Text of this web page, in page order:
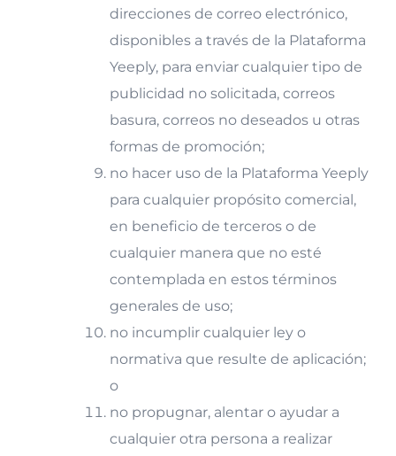
direcciones de correo electrónico,
disponibles a través de la Plataforma
Yeeply, para enviar cualquier tipo de
publicidad no solicitada, correos
basura, correos no deseados u otras
formas de promoción;
no hacer uso de la Plataforma Yeeply
para cualquier propósito comercial,
en beneficio de terceros o de
cualquier manera que no esté
contemplada en estos términos
generales de uso;
no incumplir cualquier ley o
normativa que resulte de aplicación;
o
no propugnar, alentar o ayudar a
cualquier otra persona a realizar